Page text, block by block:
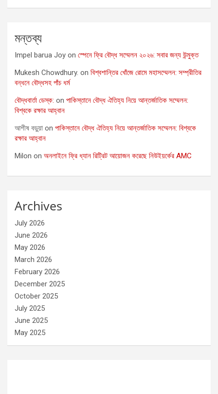
মন্তব্য
Impel barua Joy on স্পেনে ফ্রি বৌদ্ধ সম্মেলন ২০২৬: সবার জন্য উন্মুক্ত
Mukesh Chowdhury. on বিশ্বশান্তির খোঁজে রোমে মহাসম্মেলন: সম্প্রীতির
বন্ধনে বৌদ্ধসহ পাঁচ ধর্ম
বৌদ্ধবার্তা ডেস্ক: on পাকিস্তানে বৌদ্ধ ঐতিহ্য নিয়ে আন্তর্জাতিক সম্মেলন:
বিশ্বকে রক্ষার আহ্বান
আশীষ বড়ুয়া on পাকিস্তানে বৌদ্ধ ঐতিহ্য নিয়ে আন্তর্জাতিক সম্মেলন: বিশ্বকে
রক্ষার আহ্বান
Milon on অনলাইনে ফ্রি ধ্যান রিট্রিট আয়োজন করেছে নিউইয়র্কের AMC
Archives
July 2026
June 2026
May 2026
March 2026
February 2026
December 2025
October 2025
July 2025
June 2025
May 2025